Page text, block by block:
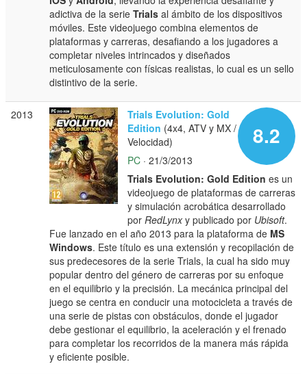
adictiva de la serieTrials al ámbito de los dispositivos
móviles. Este videojuego combina elementos de
plataformas y carreras, desafiando a los jugadores a
completar niveles intrincados y diseñados
meticulosamente con físicas realistas, lo cual es un sello
distintivo de la serie.
2013
8.2
Trials Evolution: Gold
Edition (4x4, ATV y MX /
Velocidad)
PC · 21/3/2013
Trials Evolution: Gold Edition es un
videojuego de plataformas de carreras
y simulación acrobática desarrollado
por RedLynxy publicado por Ubisoft.
Fue lanzado en el año 2013 para la plataforma de MS
Windows. Este título es una extensión y recopilación de
sus predecesores de la serie Trials, la cual ha sido muy
popular dentro del género de carreras por su enfoque
en el equilibrio y la precisión. La mecánica principal del
juego se centra en conducir una motocicleta a través de
una serie de pistas con obstáculos, donde el jugador
debe gestionar el equilibrio, la aceleración y el frenado
para completar los recorridos de la manera más rápida
y eficiente posible.